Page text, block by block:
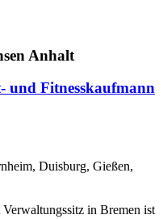
Anhalt
und Fitnesskaufmann
Duisburg, Gießen,
in Bremen ist